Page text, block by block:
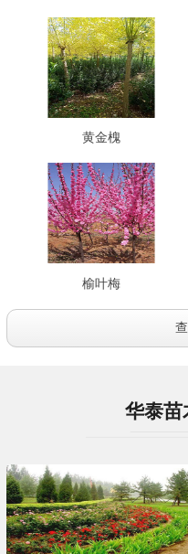
黄金槐
榆叶梅
华泰苗